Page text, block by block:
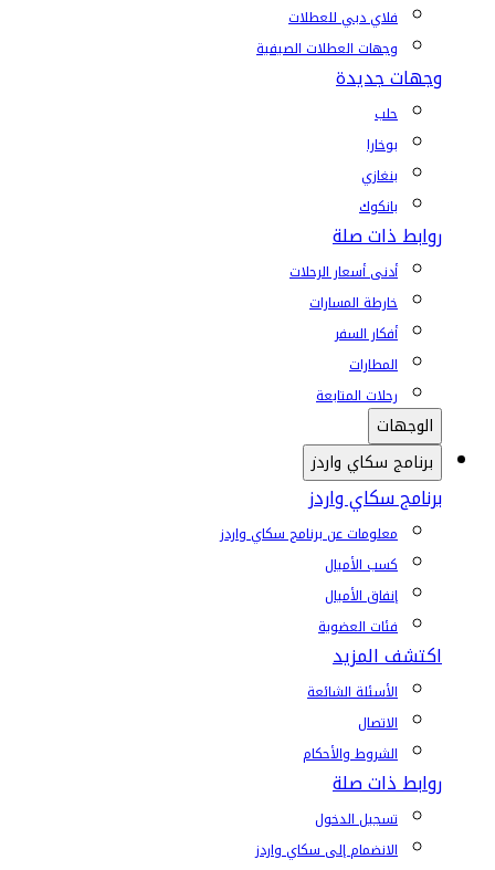
فلاي دبي للعطلات
وجهات العطلات الصيفية
وجهات جديدة
حلب
بوخارا
بنغازي
بانكوك
روابط ذات صلة
أدنى أسعار الرحلات
خارطة المسارات
أفكار السفر
المطارات
رحلات المتابعة
الوجهات
برنامج سكاي واردز
برنامج سكاي واردز
معلومات عن برنامج سكاي واردز
كسب الأميال
إنفاق الأميال
فئات العضوية
اكتشف المزيد
الأسئلة الشائعة
الاتصال
الشروط والأحكام
روابط ذات صلة
تسجيل الدخول
الانضمام إلى سكاي واردز